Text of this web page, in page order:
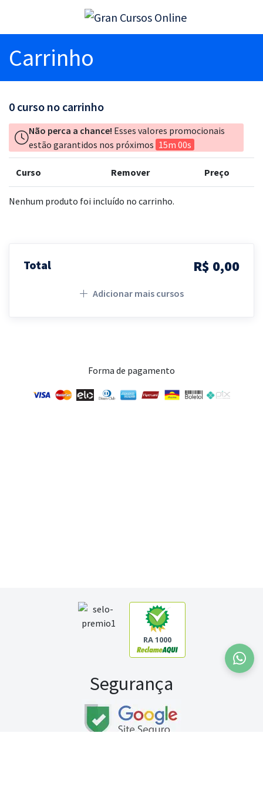
Carrinho
0 curso no carrinho
Não perca a chance! Esses valores promocionais
estão garantidos nos próximos 15m 00s
Curso Remover Preço
Nenhum produto foi incluído no carrinho.
Total R$ 0,00
Adicionar mais cursos
Forma de pagamento
RA 1000
Segurança